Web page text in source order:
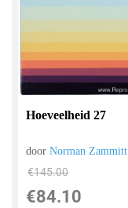
Hoeveelheid 27
doorNorman Zammitt
€145.00
€84.10